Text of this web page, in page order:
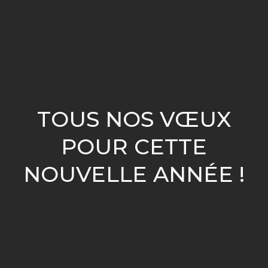
TOUS NOS VŒUX
POUR CETTE
NOUVELLE ANNÉE !